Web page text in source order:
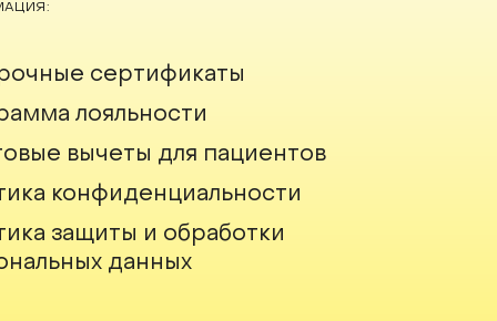
сертификаты
лояльности
вычеты для пациентов
конфиденциальности
защиты и обработки
данных